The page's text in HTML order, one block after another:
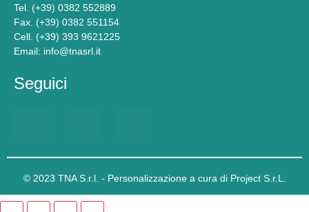
Tel. (+39) 0382 552889
Fax. (+39) 0382 551154
Cell. (+39) 393 9621225
Email: info@tnasrl.it
Seguici
© 2023 TNA S.r.l. - Personalizzazione a cura di Project S.r.L.